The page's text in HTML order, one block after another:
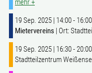
mehr +
19 Sep. 2025 | 14:00 -
Mietervereins | Ort:
19 Sep. 2025 | 16:30 -
Stadtteilzentrum